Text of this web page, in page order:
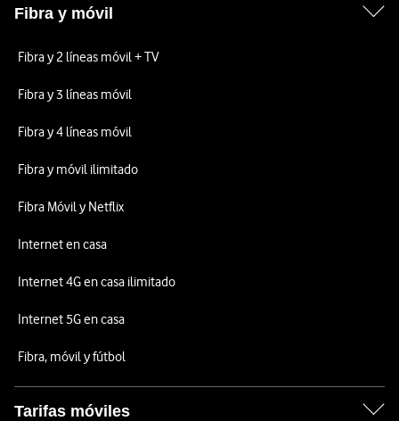
Fibra y móvil
Fibra y 2 líneas móvil + TV
Fibra y 3 líneas móvil
Fibra y 4 líneas móvil
Fibra y móvil ilimitado
Fibra Móvil y Netflix
Internet en casa
Internet 4G en casa ilimitado
Internet 5G en casa
Fibra, móvil y fútbol
Tarifas móviles